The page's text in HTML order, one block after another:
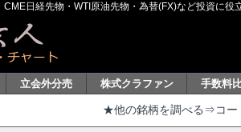
日経先物・WTI原油先物・為替(FX)など投資に
立会外分売 株式クラファン 手数料
★他の銘柄を調べる⇒コー